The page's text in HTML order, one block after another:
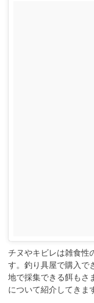
チヌやキビレは雑食性
す。釣り具屋で購入で
地で採集できる餌もさ
について紹介してきま